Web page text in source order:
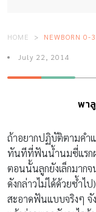
HOME NEWBORN 0-
July 22, 2014
พา
ถ้าอยากปฏิบัติตามคำ
ทันทีที่ฟันน้ำนมซี่แรกผุ
ตอนนั้นลูกยังเล็กมากจ
ดังกล่าวไม่ได้ด้วยซ้ำไ
สะอาดฟันแบบจริงๆ จั